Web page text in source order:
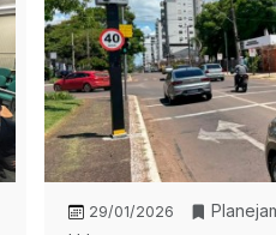
29/01/2026